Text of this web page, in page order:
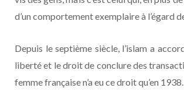
d’un comportement exemplaire à l’égard
Depuis le septième siècle, l’islam a
liberté et le droit de conclure des
femme française n’a eu ce droit qu’en 1938.